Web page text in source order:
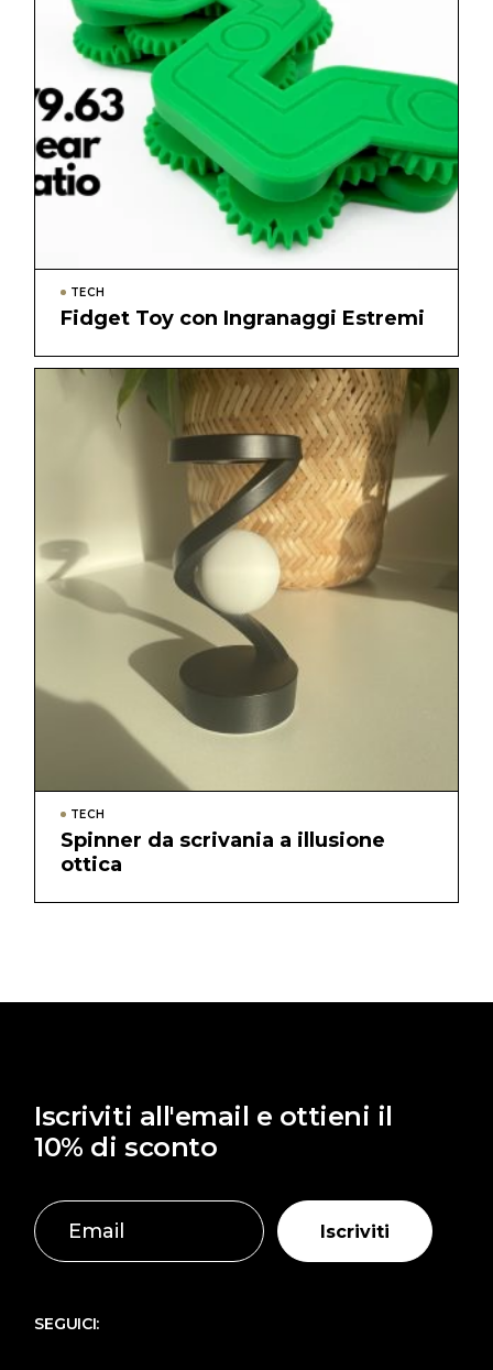
TECH
Fidget Toy con Ingranaggi Estremi
TECH
Spinner da scrivania a illusione
ottica
Iscriviti all'email e ottieni il
10% di sconto
Iscriviti
SEGUICI: